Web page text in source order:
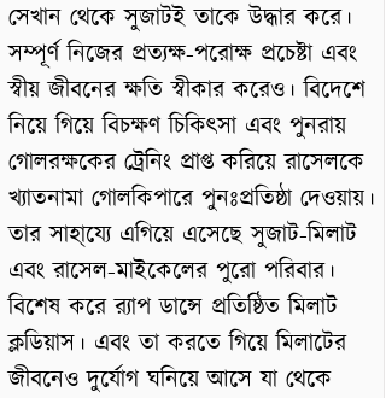
সেখান থেকে সুজাটই তাকে উদ্ধার করে।
সম্পূর্ণ নিজের প্রত্যক্ষ-পরোক্ষ প্রচেষ্টা এবং
স্বীয় জীবনের ক্ষতি স্বীকার করেও। বিদেশে
নিয়ে গিয়ে বিচক্ষণ চিকিৎসা এবং পুনরায়
গোলরক্ষকের ট্রেনিং প্রাপ্ত করিয়ে রাসেলকে
খ্যাতনামা গোলকিপারে পুনঃপ্রতিষ্ঠা দেওয়ায়।
তার সাহা্য্যে এগিয়ে এসেছে সুজাট-মিলাট
এবং রাসেল-মাইকেলের পুরো পরিবার।
বিশেষ করে র‍্যাপ ডান্সে প্রতিষ্ঠিত মিলাট
ক্লডিয়াস। এবং তা করতে গিয়ে মিলাটের
জীবনেও দুর্যোগ ঘনিয়ে আসে যা থেকে